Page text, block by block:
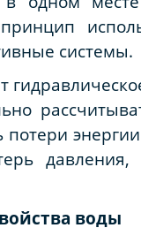
системы.
давления,
воды